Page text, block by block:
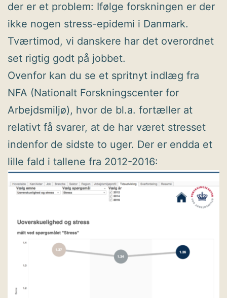
der er et problem: Ifølge forskningen er der
ikke nogen stress-epidemi i Danmark.
Tværtimod, vi danskere har det overordnet
set rigtig godt på jobbet.
Ovenfor kan du se et spritnyt indlæg fra
NFA (Nationalt Forskningscenter for
Arbejdsmiljø), hvor de bl.a. fortæller at
relativt få svarer, at de har været stresset
indenfor de sidste to uger. Der er endda et
lille fald i tallene fra 2012-2016: